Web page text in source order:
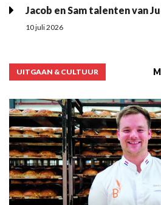
Jacob en Sam talenten van
10 juli 2026
UITGAAN & CULTUUR